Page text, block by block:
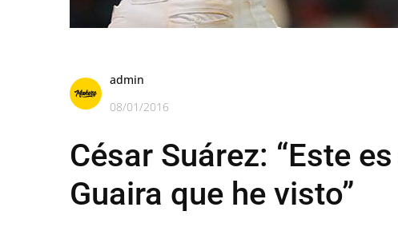
admin
08/01/2016
César Suárez: “Este
Guaira que he visto”